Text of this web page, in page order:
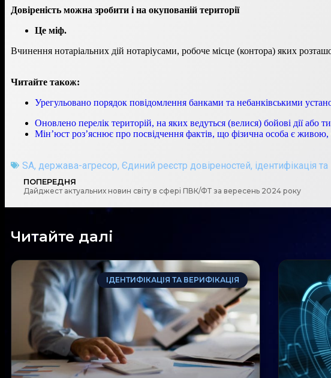
Довіреність можна зробити і на окупованій території
Це міф.
Вчинення нотаріальних дій нотаріусами, робоче місце (контора) яких
Читайте також:
Урегульовано порядок повідомлення банками та небанківськими
Оновлено перелік територій, на яких ведуться (велися) бойові дії або
Мін’юст роз’яснює про посвідчення фактів, що фізична особа є живою,
SA, держава-агресор, Єдиний реєстр довіреностей, ідентифікація
ПОПЕРЕДНЯ
Дайджест актуальних новин світу в сфері ПВК/ФТ за вересень 2024 року
Читайте далі
ІДЕНТИФІКАЦІЯ ТА ВЕРИФІКАЦІЯ